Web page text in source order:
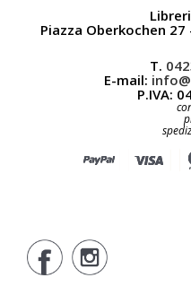
Piazza Oberkochen
T.
E-mail:
P.IVA: